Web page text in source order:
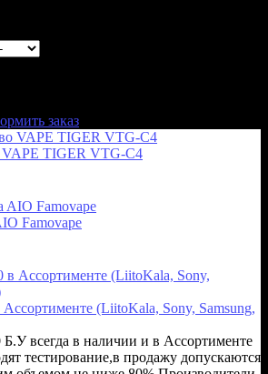
заказ
VAPE TIGER VTG-C4
Famovape
(LiitoKala, Sony, Samsung,
всегда в наличии и в Ассортименте
тестирование,в продажу допускаются